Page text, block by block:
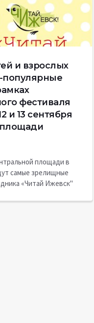
и взрослых
популярные
фестиваля
и 13 сентября
площади в
самые зрелищные
«Читай Ижевск"